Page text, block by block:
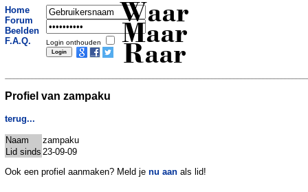
Home
Forum
Beelden
F.A.Q.
Login onthouden
Waar
Maar
Raar
Profiel van zampaku
terug...
Naam
zampaku
Lid sinds 23-09-09
Ook een profiel aanmaken? Meld je nu aan als lid!